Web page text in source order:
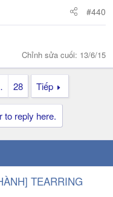
#440
Chỉnh sửa cuối: 13/6/15
28 Tiếp
to reply here.
TEARRING